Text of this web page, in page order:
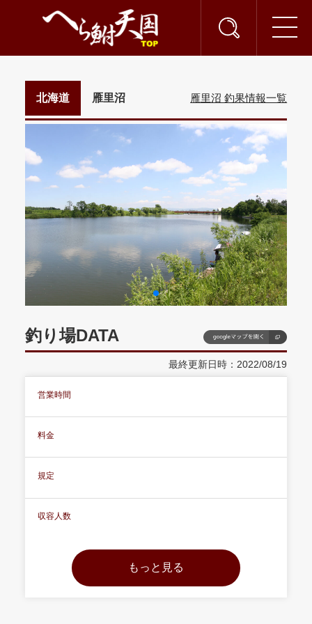
北海道 雁里沼 雁里沼 釣果情報一覧
釣り場DATA
最終更新日時：2022/08/19
営業時間
料金
規定
収容人数